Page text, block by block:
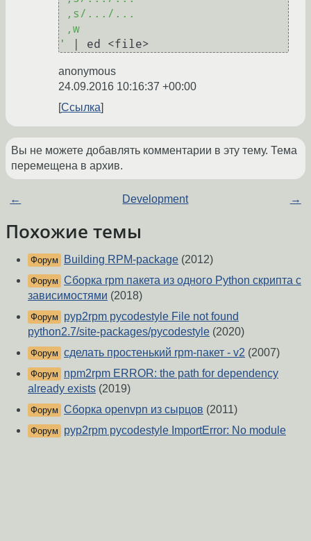
'
| ed <file>
anonymous
24.09.2016 10:16:37 +00:00
Ссылка
Вы не можете добавлять комментарии в эту тему. Тема
перемещена в архив.
← Development →
Похожие темы
Форум Building RPM-package (2012)
Форум Сборка rpm пакета из одного Python скрипта с
зависимостями (2018)
Форум
pyp2rpm pycodestyle File not found
python2.7/site-packages/pycodestyle (2020)
Форум сделать простенький rpm-пакет - v2 (2007)
Форум
npm2rpm ERROR: the path for dependency
already exists (2019)
Форум Сборка openvpn из сырцов (2011)
Форум
pyp2rpm pycodestyle ImportError: No module